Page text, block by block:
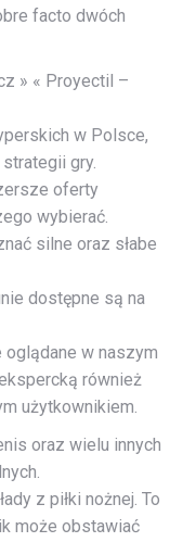
facto dwóch
» « Proyectil –
w Polsce,
gry.
oferty
wybierać.
silne oraz słabe
dostępne są na
w naszym
również
użytkownikiem.
oraz wielu innych
z piłki nożnej. To
może obstawiać